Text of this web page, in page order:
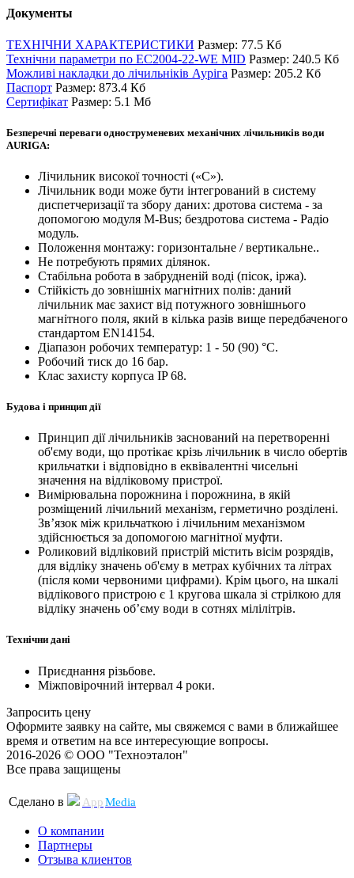
Документы
ТЕХНІЧНИ ХАРАКТЕРИСТИКИ Размер: 77.5 Кб
Технічни параметри по ЕС2004-22-WE MID Размер: 240.5 Кб
Можливі накладки до лічильніків Ауріга Размер: 205.2 Кб
Паспорт Размер: 873.4 Кб
Сертифікат Размер: 5.1 Мб
Безперечні переваги одноструменевих механічних лічильників води
AURIGA:
Лічильник високої точності («С»).
Лічильник води може бути інтегрований в систему
диспетчеризації та збору даних: дротова система - за
допомогою модуля M-Bus; бездротова система - Радіо
модуль.
Положення монтажу: горизонтальне / вертикальне..
Не потребують прямих ділянок.
Стабільна робота в забрудненій воді (пісок, іржа).
Стійкість до зовнішніх магнітних полів: даний
лічильник має захист від потужного зовнішнього
магнітного поля, який в кілька разів вище передбаченого
стандартом EN14154.
Діапазон робочих температур: 1 - 50 (90) °С.
Робочий тиск до 16 бар.
Клас захисту корпуса IP 68.
Будова і принцип дії
Принцип дії лічильників заснований на перетворенні
об'єму води, що протікає крізь лічильник в число обертів
крильчатки і відповідно в еквівалентні чисельні
значення на відліковому пристрої.
Вимірювальна порожнина і порожнина, в якій
розміщений лічильний механізм, герметично розділені.
Зв’язок між крильчаткою і лічильним механізмом
здійснюється за допомогою магнітної муфти.
Роликовий відліковий пристрій містить вісім розрядів,
для відліку значень об'єму в метрах кубічних та літрах
(після коми червоними цифрами). Крім цього, на шкалі
відлікового пристрою є 1 кругова шкала зі стрілкою для
відліку значень об’єму води в сотнях мілілітрів.
Технічни дані
Приєднання різьбове.
Міжповірочний інтервал 4 роки.
Запросить цену
Оформите заявку на сайте, мы свяжемся с вами в ближайшее
время и ответим на все интересующие вопросы.
2016-2026 © ООО "Техноэталон"
Все права защищены
Сделано в AppMedia
О компании
Партнеры
Отзыва клиентов